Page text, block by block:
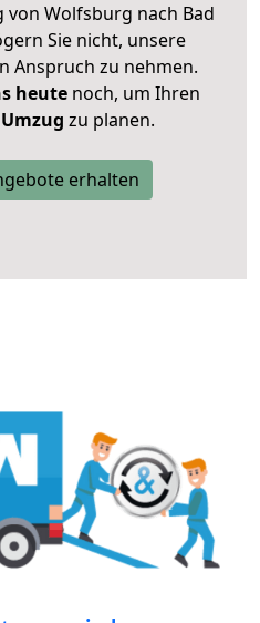
von Wolfsburg nach Bad
Sie nicht, unsere
Anspruch zu nehmen.
heutenoch, um Ihren
zu planen.
erhalten